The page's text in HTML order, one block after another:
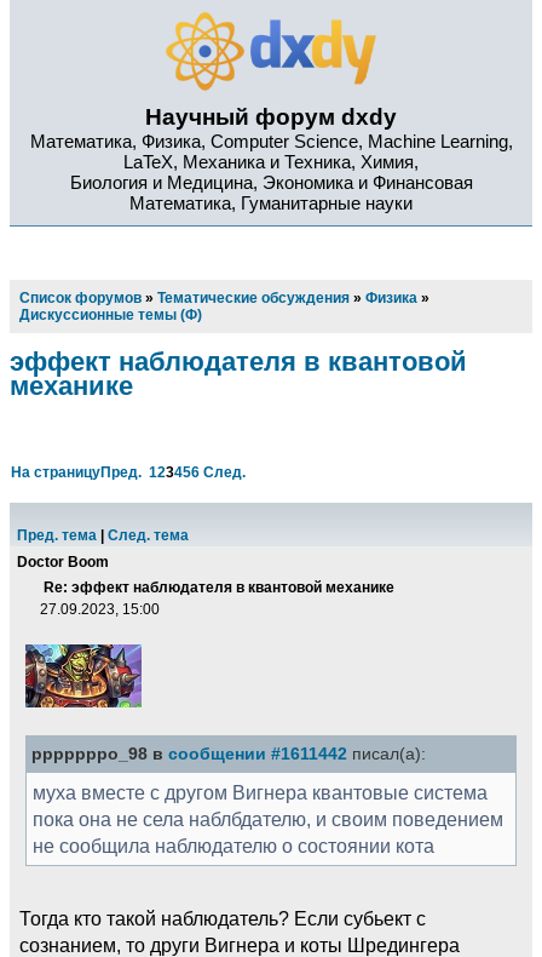
Научный форум dxdy
Математика, Физика, Computer Science, Machine Learning,
LaTeX, Механика и Техника, Химия,
Биология и Медицина, Экономика и Финансовая
Математика, Гуманитарные науки
Список форумов » Тематические обсуждения » Физика »
Дискуссионные темы (Ф)
эффект наблюдателя в квантовой
механике
На страницуПред. 123456 След.
Пред. тема
След. тема
Doctor Boom
Re: эффект наблюдателя в квантовой механике
27.09.2023, 15:00
pppppppo_98 в сообщении #1611442 писал(а):
муха вместе с другом Вигнера квантовые система
пока она не села наблбдателю, и своим поведением
не сообщила наблюдателю о состоянии кота
Тогда кто такой наблюдатель? Если субьект с
сознанием, то други Вигнера и коты Шредингера